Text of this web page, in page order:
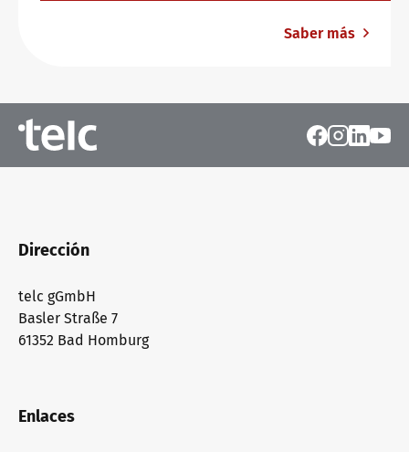
Saber más
Dirección
telc gGmbH
Basler Straße 7
61352 Bad Homburg
Enlaces